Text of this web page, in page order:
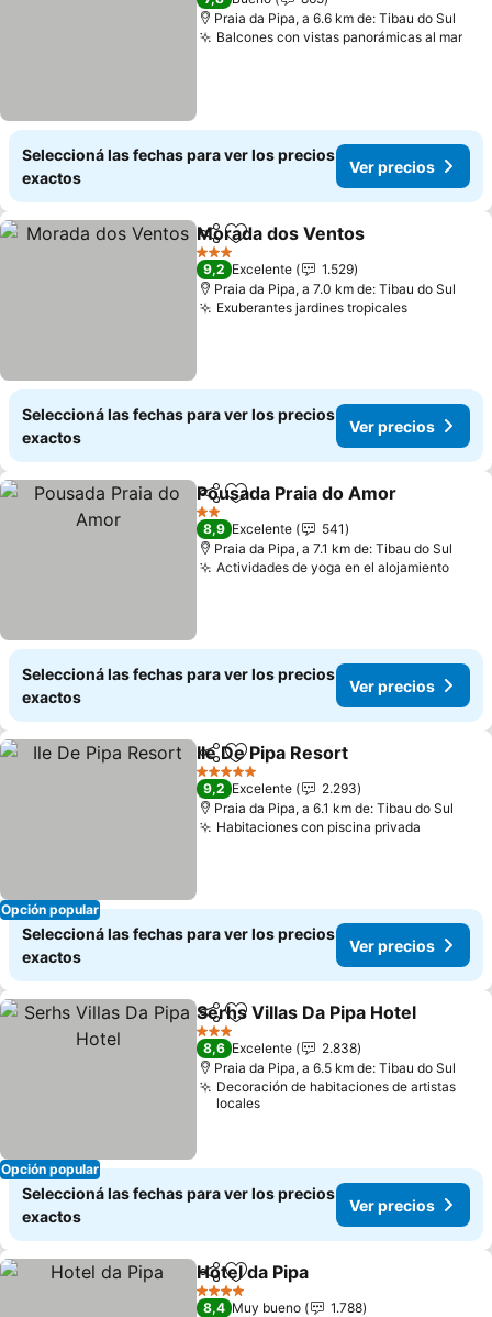
Praia da Pipa, a 6.6 km de: Tibau do Sul
Balcones con vistas panorámicas al mar
Seleccioná las fechas para ver los precios
exactos
Ver precios
CompartirAñadir a favoritos
Morada dos Ventos
3 Estrellas
9,2 Excelente
1.529
Praia da Pipa, a 7.0 km de: Tibau do Sul
Exuberantes jardines tropicales
Seleccioná las fechas para ver los precios
exactos
Ver precios
CompartirAñadir a favoritos
Pousada Praia do Amor
2 Estrellas
8,9 Excelente
541
Praia da Pipa, a 7.1 km de: Tibau do Sul
Actividades de yoga en el alojamiento
Seleccioná las fechas para ver los precios
exactos
Ver precios
Opción popular
CompartirAñadir a favoritos
Ile De Pipa Resort
5 Estrellas
9,2 Excelente
2.293
Praia da Pipa, a 6.1 km de: Tibau do Sul
Habitaciones con piscina privada
Seleccioná las fechas para ver los precios
exactos
Ver precios
Opción popular
CompartirAñadir a favoritos
Serhs Villas Da Pipa Hotel
3 Estrellas
8,6 Excelente
2.838
Praia da Pipa, a 6.5 km de: Tibau do Sul
Decoración de habitaciones de artistas
locales
Seleccioná las fechas para ver los precios
exactos
Ver precios
CompartirAñadir a favoritos
Hotel da Pipa
4 Estrellas
8,4 Muy bueno
1.788